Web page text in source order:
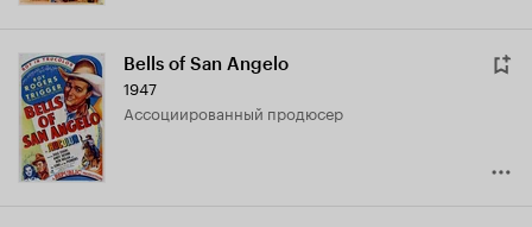
Bells of San Angelo
1947
ассоциированный продюсер